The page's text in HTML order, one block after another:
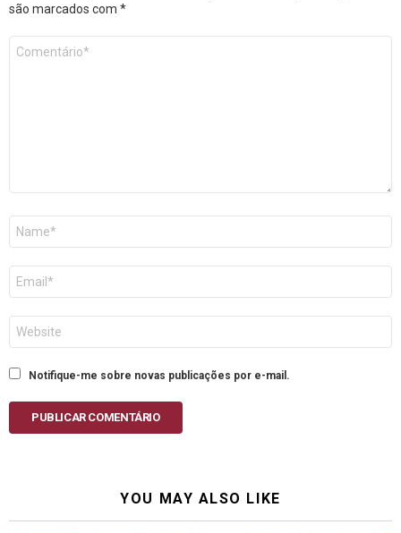
são marcados com *
mail
Notifique-me sobre novas publicações por e-mail.
PUBLICAR COMENTÁRIO
YOU MAY ALSO LIKE